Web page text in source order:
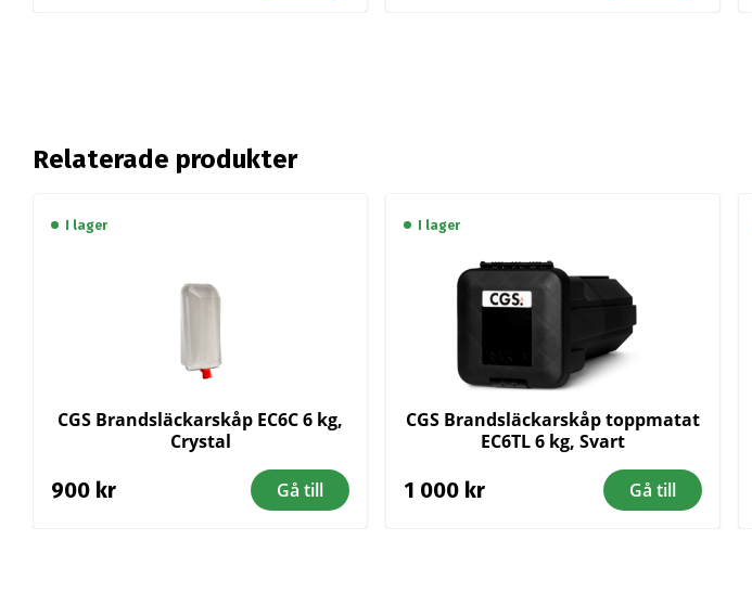
Relaterade produkter
I lager
CGS Brandsläckarskåp EC6C 6 kg,
Crystal
900 kr Gå till
I lager
CGS Brandsläckarskåp toppmatat
EC6TL 6 kg, Svart
1 000 kr Gå till